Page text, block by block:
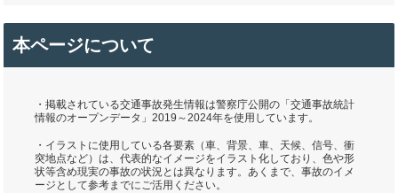
本ページについて
・掲載されている交通事故発生情報は警察庁公開の「交通事故統計
情報のオープンデータ」2019～2024年を使用しています。
・イラストに使用している各要素（車、背景、車、天候、信号、衝
突地点など）は、代表的なイメージをイラスト化しており、色や形
状等含め現実の事故の状況とは異なります。あくまで、事故のイメ
ージとして参考までにご活用ください。